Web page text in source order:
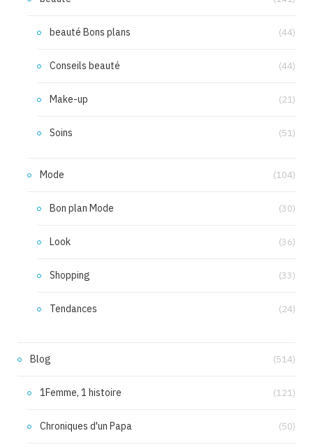
beauté Bons plans (44)
Conseils beauté (44)
Make-up (21)
Soins (51)
Mode (104)
Bon plan Mode (30)
Look (36)
Shopping (33)
Tendances (24)
Blog (514)
1Femme, 1 histoire (121)
Chroniques d'un Papa (50)